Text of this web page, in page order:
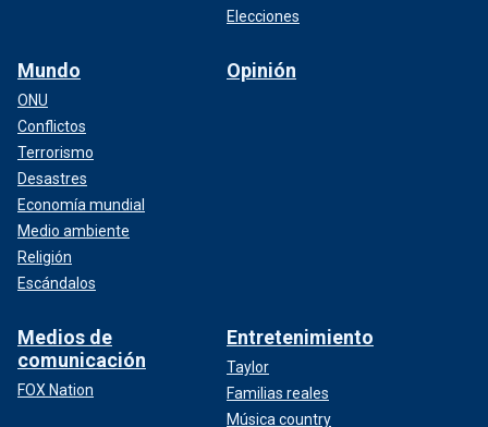
Elecciones
Mundo
ONU
Conflictos
Terrorismo
Desastres
Economía mundial
Medio ambiente
Religión
Escándalos
Opinión
Medios de
comunicación
FOX Nation
Entretenimiento
Taylor
Familias reales
Música country